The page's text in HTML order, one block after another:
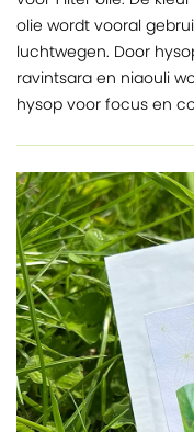
olie wordt vooral
luchtwegen. Door
ravintsara en niaouli
hysop voor focus en